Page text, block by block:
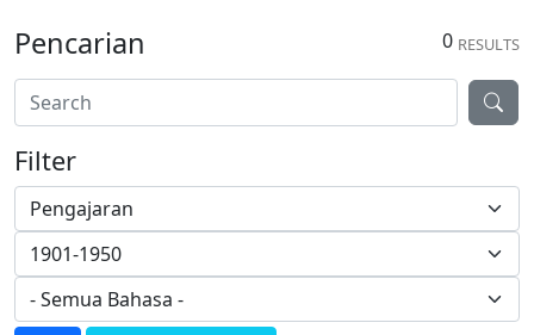
0 RESULTS
Pencarian
Filter